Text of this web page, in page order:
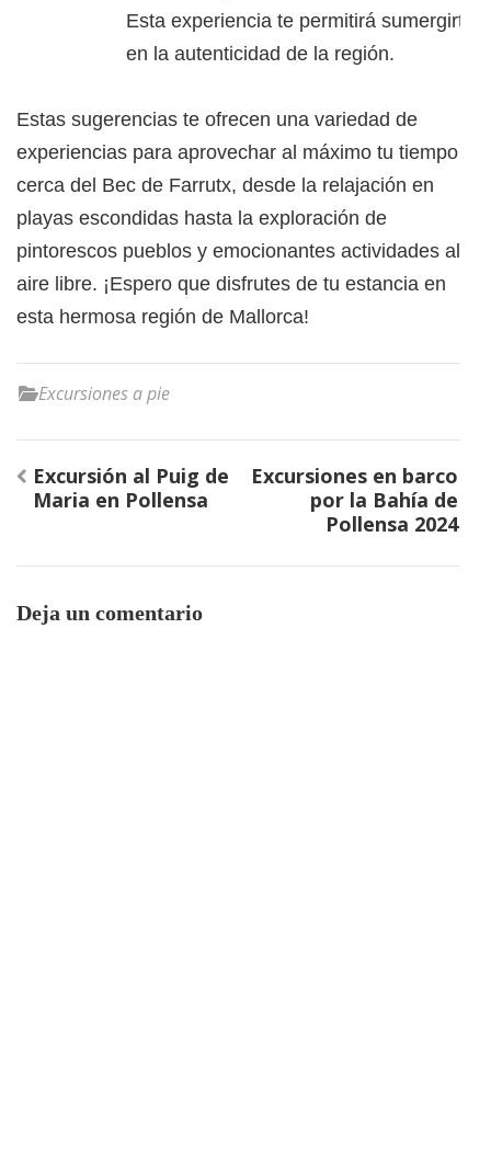
Esta experiencia te permitirá sumergirte
en la autenticidad de la región.
Estas sugerencias te ofrecen una variedad de
experiencias para aprovechar al máximo tu tiempo
cerca del Bec de Farrutx, desde la relajación en
playas escondidas hasta la exploración de
pintorescos pueblos y emocionantes actividades al
aire libre. ¡Espero que disfrutes de tu estancia en
esta hermosa región de Mallorca!
Excursiones a pie
Navegación
de
Excursión al Puig de
Maria en Pollensa
Excursiones en barco
por la Bahía de
Pollensa 2024
Deja un comentario